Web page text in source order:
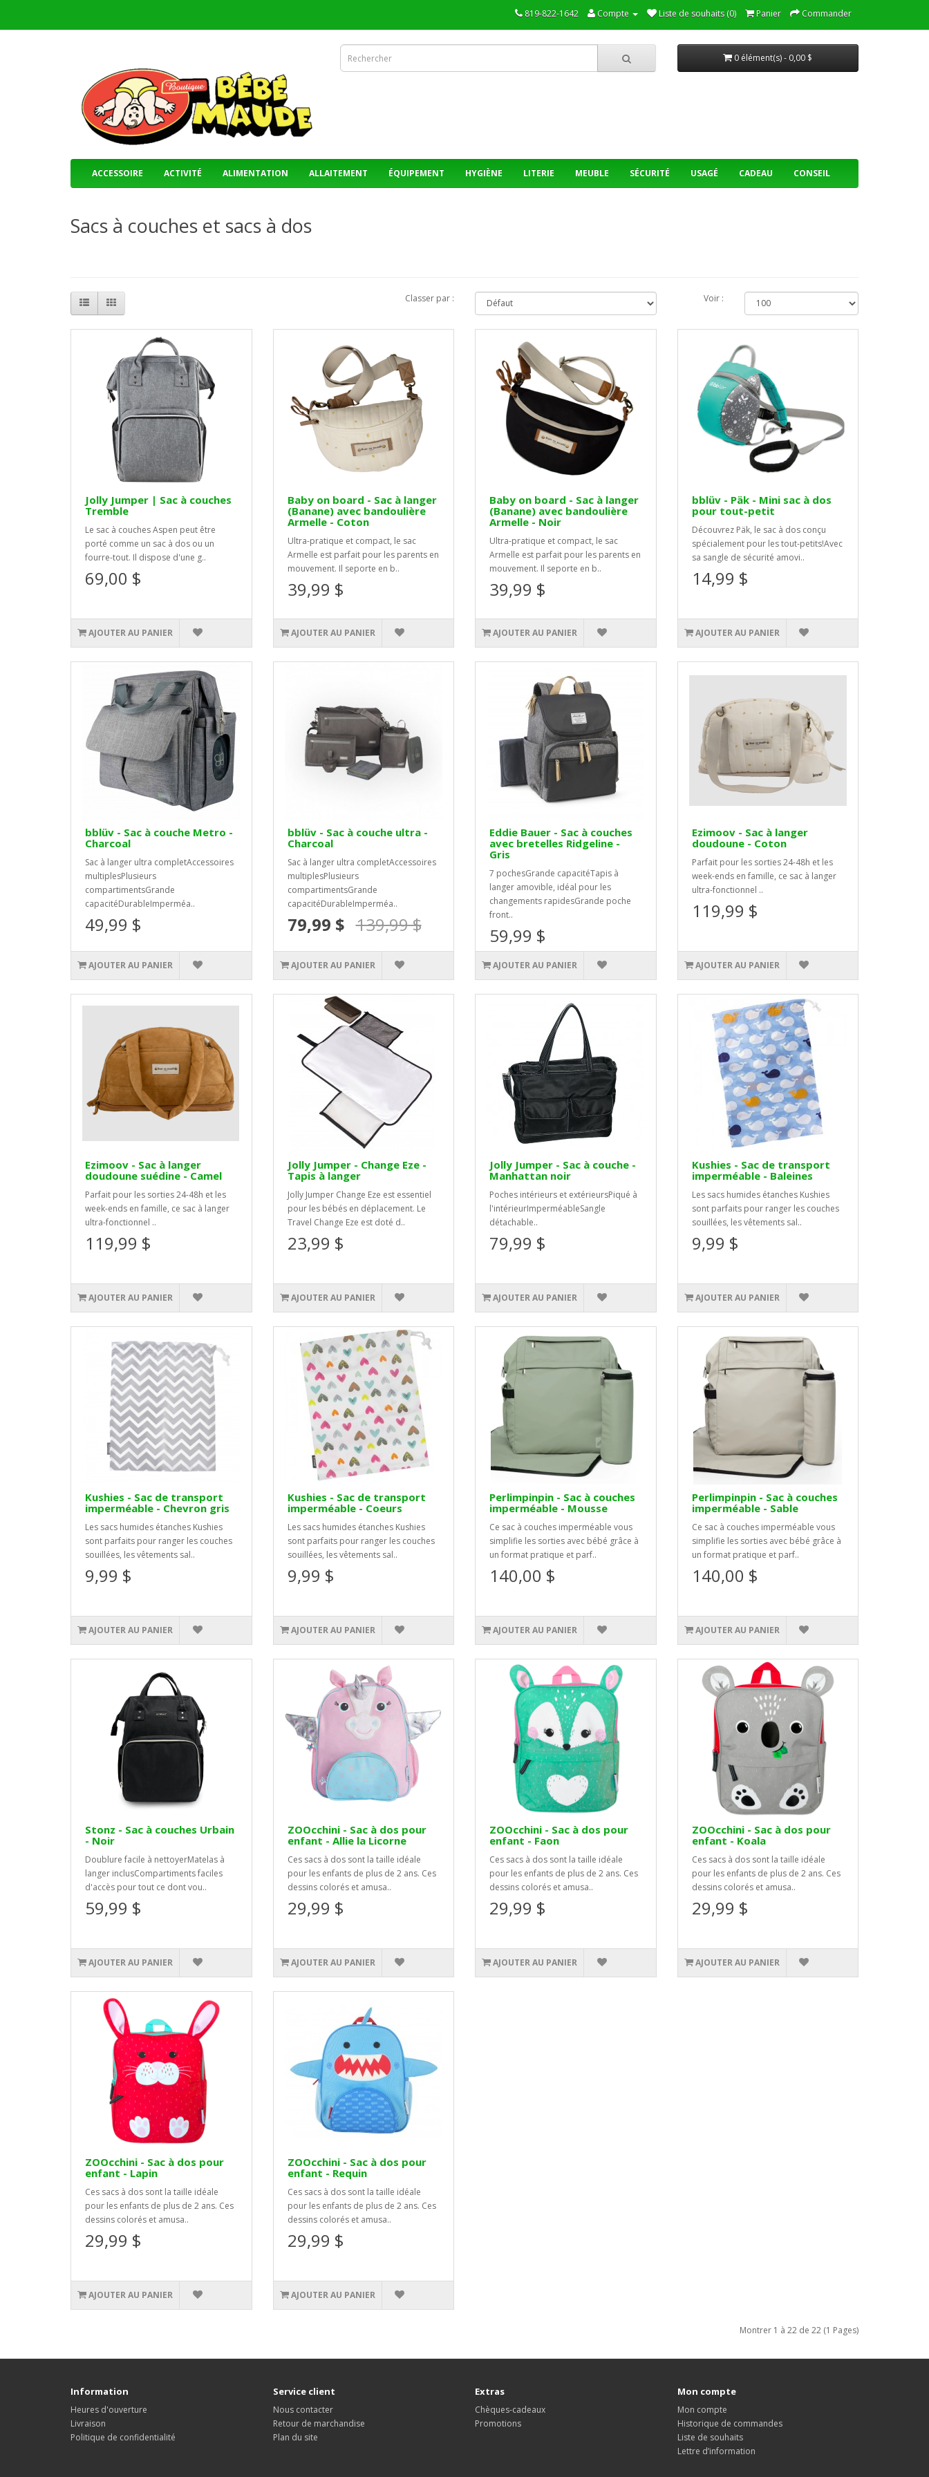
819-822-1642 Compte Liste de souhaits (0) Panier Commander
0 élément(s) - 0,00 $
ACCESSOIRE ACTIVITÉ ALIMENTATION ALLAITEMENT ÉQUIPEMENT HYGIÈNE LITERIE MEUBLE SÉCURITÉ USAGÉ CADEAU CONSEIL
Sacs à couches et sacs à dos
Classer par : Voir :
Jolly Jumper | Sac à couches
Tremble
Le sac à couches Aspen peut être
porté comme un sac à dos ou un
fourre-tout. Il dispose d'une g..
69,00 $
AJOUTER AU PANIER
Baby on board - Sac à langer
(Banane) avec bandoulière
Armelle - Coton
Ultra-pratique et compact, le sac
Armelle est parfait pour les parents en
mouvement. Il seporte en b..
39,99 $
AJOUTER AU PANIER
Baby on board - Sac à langer
(Banane) avec bandoulière
Armelle - Noir
Ultra-pratique et compact, le sac
Armelle est parfait pour les parents en
mouvement. Il seporte en b..
39,99 $
AJOUTER AU PANIER
bblüv - Päk - Mini sac à dos
pour tout-petit
Découvrez Päk, le sac à dos conçu
spécialement pour les tout-petits!Avec
sa sangle de sécurité amovi..
14,99 $
AJOUTER AU PANIER
bblüv - Sac à couche Metro -
Charcoal
Sac à langer ultra completAccessoires
multiplesPlusieurs
compartimentsGrande
capacitéDurableImperméa..
49,99 $
AJOUTER AU PANIER
bblüv - Sac à couche ultra -
Charcoal
Sac à langer ultra completAccessoires
multiplesPlusieurs
compartimentsGrande
capacitéDurableImperméa..
79,99 $ 139,99 $
AJOUTER AU PANIER
Eddie Bauer - Sac à couches
avec bretelles Ridgeline -
Gris
7 pochesGrande capacitéTapis à
langer amovible, idéal pour les
changements rapidesGrande poche
front..
59,99 $
AJOUTER AU PANIER
Ezimoov - Sac à langer
doudoune - Coton
Parfait pour les sorties 24-48h et les
week-ends en famille, ce sac à langer
ultra-fonctionnel ..
119,99 $
AJOUTER AU PANIER
Ezimoov - Sac à langer
doudoune suédine - Camel
Parfait pour les sorties 24-48h et les
week-ends en famille, ce sac à langer
ultra-fonctionnel ..
119,99 $
AJOUTER AU PANIER
Jolly Jumper - Change Eze -
Tapis à langer
Jolly Jumper Change Eze est essentiel
pour les bébés en déplacement. Le
Travel Change Eze est doté d..
23,99 $
AJOUTER AU PANIER
Jolly Jumper - Sac à couche -
Manhattan noir
Poches intérieurs et extérieursPiqué à
l'intérieurImperméableSangle
détachable..
79,99 $
AJOUTER AU PANIER
Kushies - Sac de transport
imperméable - Baleines
Les sacs humides étanches Kushies
sont parfaits pour ranger les couches
souillées, les vêtements sal..
9,99 $
AJOUTER AU PANIER
Kushies - Sac de transport
imperméable - Chevron gris
Les sacs humides étanches Kushies
sont parfaits pour ranger les couches
souillées, les vêtements sal..
9,99 $
AJOUTER AU PANIER
Kushies - Sac de transport
imperméable - Coeurs
Les sacs humides étanches Kushies
sont parfaits pour ranger les couches
souillées, les vêtements sal..
9,99 $
AJOUTER AU PANIER
Perlimpinpin - Sac à couches
imperméable - Mousse
Ce sac à couches imperméable vous
simplifie les sorties avec bébé grâce à
un format pratique et parf..
140,00 $
AJOUTER AU PANIER
Perlimpinpin - Sac à couches
imperméable - Sable
Ce sac à couches imperméable vous
simplifie les sorties avec bébé grâce à
un format pratique et parf..
140,00 $
AJOUTER AU PANIER
Stonz - Sac à couches Urbain
- Noir
Doublure facile à nettoyerMatelas à
langer inclusCompartiments faciles
d'accès pour tout ce dont vou..
59,99 $
AJOUTER AU PANIER
ZOOcchini - Sac à dos pour
enfant - Allie la Licorne
Ces sacs à dos sont la taille idéale
pour les enfants de plus de 2 ans. Ces
dessins colorés et amusa..
29,99 $
AJOUTER AU PANIER
ZOOcchini - Sac à dos pour
enfant - Faon
Ces sacs à dos sont la taille idéale
pour les enfants de plus de 2 ans. Ces
dessins colorés et amusa..
29,99 $
AJOUTER AU PANIER
ZOOcchini - Sac à dos pour
enfant - Koala
Ces sacs à dos sont la taille idéale
pour les enfants de plus de 2 ans. Ces
dessins colorés et amusa..
29,99 $
AJOUTER AU PANIER
ZOOcchini - Sac à dos pour
enfant - Lapin
Ces sacs à dos sont la taille idéale
pour les enfants de plus de 2 ans. Ces
dessins colorés et amusa..
29,99 $
AJOUTER AU PANIER
ZOOcchini - Sac à dos pour
enfant - Requin
Ces sacs à dos sont la taille idéale
pour les enfants de plus de 2 ans. Ces
dessins colorés et amusa..
29,99 $
AJOUTER AU PANIER
Montrer 1 à 22 de 22 (1 Pages)
Information
Heures d'ouverture
Livraison
Politique de confidentialité
Service client
Nous contacter
Retour de marchandise
Plan du site
Extras
Chèques-cadeaux
Promotions
Mon compte
Mon compte
Historique de commandes
Liste de souhaits
Lettre d’information